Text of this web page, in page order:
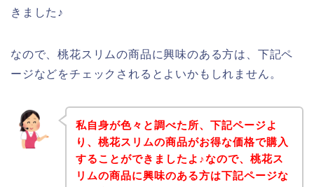
きました♪
なので、桃花スリムの商品に興味のある方は、下記ペ
ージなどをチェックされるとよいかもしれません。
私自身が色々と調べた所、下記ページよ
り、桃花スリムの商品がお得な価格で購入
することができましたよ♪なので、桃花ス
リムの商品に興味のある方は下記ページな